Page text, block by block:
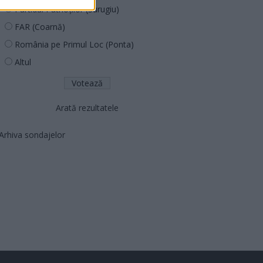
Partidul Patrioților (Surugiu)
FAR (Coarnă)
România pe Primul Loc (Ponta)
Altul
Arată rezultatele
sondajelor